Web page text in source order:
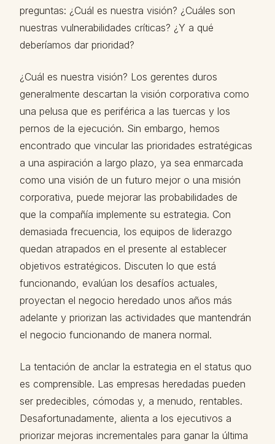
preguntas: ¿Cuál es nuestra visión? ¿Cuáles son
nuestras vulnerabilidades críticas? ¿Y a qué
deberíamos dar prioridad?
¿Cuál es nuestra visión? Los gerentes duros
generalmente descartan la visión corporativa como
una pelusa que es periférica a las tuercas y los
pernos de la ejecución. Sin embargo, hemos
encontrado que vincular las prioridades estratégicas
a una aspiración a largo plazo, ya sea enmarcada
como una visión de un futuro mejor o una misión
corporativa, puede mejorar las probabilidades de
que la compañía implemente su estrategia. Con
demasiada frecuencia, los equipos de liderazgo
quedan atrapados en el presente al establecer
objetivos estratégicos. Discuten lo que está
funcionando, evalúan los desafíos actuales,
proyectan el negocio heredado unos años más
adelante y priorizan las actividades que mantendrán
el negocio funcionando de manera normal.
La tentación de anclar la estrategia en el status quo
es comprensible. Las empresas heredadas pueden
ser predecibles, cómodas y, a menudo, rentables.
Desafortunadamente, alienta a los ejecutivos a
priorizar mejoras incrementales para ganar la última